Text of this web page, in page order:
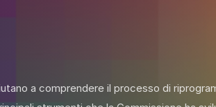
a comprendere il processo di